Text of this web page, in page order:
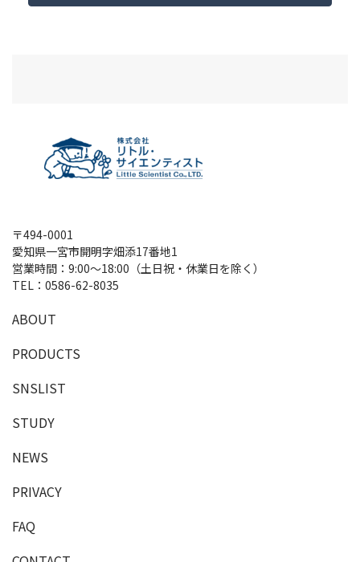
〒494-0001
愛知県一宮市開明字畑添17番地1
営業時間：9:00～18:00（土日祝・休業日を除く）
TEL： 0586-62-8035
ABOUT
PRODUCTS
SNSLIST
STUDY
NEWS
PRIVACY
FAQ